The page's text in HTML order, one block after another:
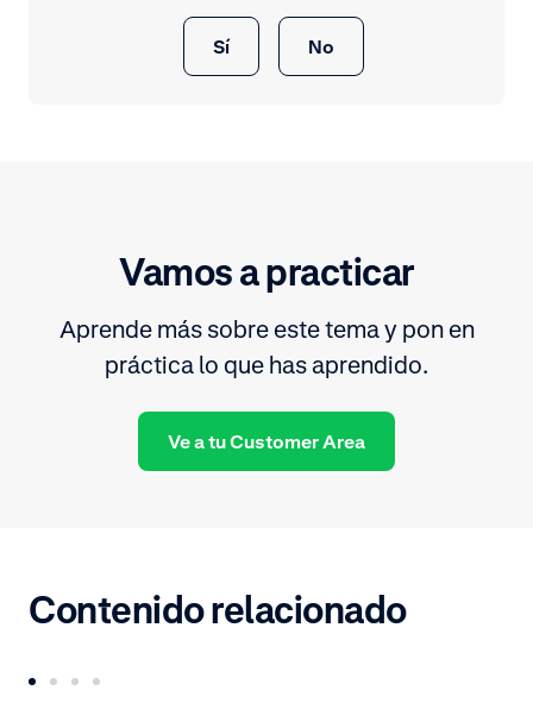
Sí No
Vamos a practicar
Aprende más sobre este tema y pon en
práctica lo que has aprendido.
Ve a tu Customer Area
Contenido relacionado